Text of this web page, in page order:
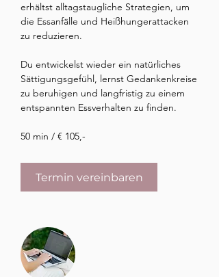
erhältst alltagstaugliche Strategien, um
die Essanfälle und Heißhungerattacken
zu reduzieren.
Du entwickelst wieder ein natürliches
Sättigungsgefühl, lernst Gedankenkreise
zu beruhigen und langfristig zu einem
entspannten Essverhalten zu finden.
50 min / € 105,-
Termin vereinbaren